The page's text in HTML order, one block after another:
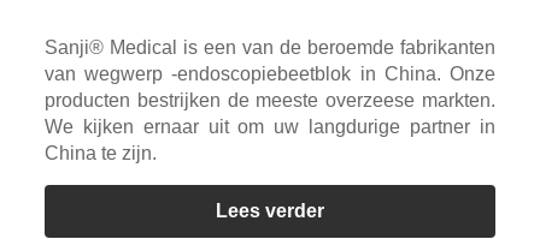
Sanji® Medical is een van de beroemde fabrikanten
van wegwerp -endoscopiebeetblok in China. Onze
producten bestrijken de meeste overzeese markten.
We kijken ernaar uit om uw langdurige partner in
China te zijn.
Lees verder